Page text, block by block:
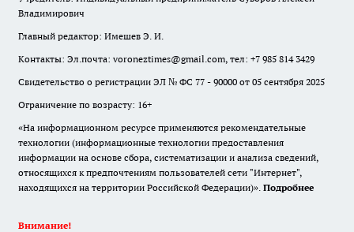
Владимирович
Главный редактор: Имешев Э. И.
Контакты: Эл.почта: voroneztimes@gmail.com, тел: +7 985 814 3429
Свидетельство о регистрации ЭЛ № ФС 77 - 90000 от 05 сентября 2025
Ограничение по возрасту: 16+
«На информационном ресурсе применяются рекомендательные
технологии (информационные технологии предоставления
информации на основе сбора, систематизации и анализа сведений,
относящихся к предпочтениям пользователей сети "Интернет",
находящихся на территории Российской Федерации)». Подробнее
Внимание!